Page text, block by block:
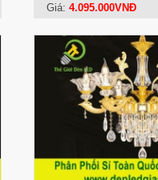
Giá: 4.095.000VNĐ